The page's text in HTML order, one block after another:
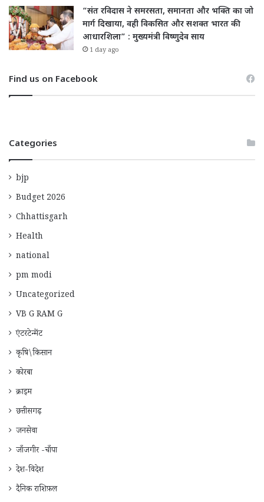
“संत रविदास ने समरसता, समानता और भक्ति का जो
मार्ग दिखाया, वही विकसित और सशक्त भारत की
आधारशिला” : मुख्यमंत्री विष्णुदेव साय
1 day ago
Find us on Facebook
Categories
bjp
Budget 2026
Chhattisgarh
Health
national
pm modi
Uncategorized
VB G RAM G
एंटरटेन्मेंट
कृषि\किसान
कोरबा
क्राइम
छत्तीसगढ़
जनसेवा
जाँजगीर -चाँपा
देश-विदेश
दैनिक राशिफ़ल